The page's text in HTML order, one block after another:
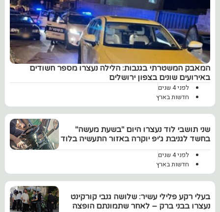
המאבק המשטרתי בגנבות: הלילה נעצרו מספר חשודים
באירועים שונים בצפון ירושלים
לפני 4 שנים
חדשות בארץ
שני תושבי לוד נעצרו היום "בשעת מעשה"
בחשד לגניבת ג׳יפ יוקרה באזור התעשיה בלוד
לפני 4 שנים
חדשות בארץ
בעלי רקע פלילי עשיר: שלושה גנבי קורקינט
נעצרו בבני ברק – לאחר שתמונתם הופצה